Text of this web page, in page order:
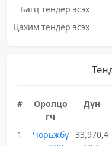
Багц тендер эсэх
Цахим тендер эсэх
#
Оролцо
гч
Дүн
1
Чорьжбү 33,970,4